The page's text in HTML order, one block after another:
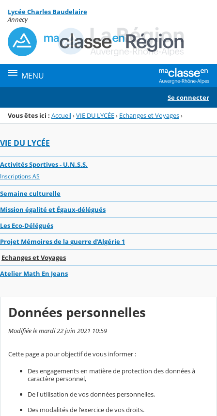
Menu de la rubrique
Contenu
Lycée Charles Baudelaire
Annecy
MENU
Se connecter
Vous êtes ici : Accueil›VIE DU LYCÉE› Echanges et Voyages›
VIE DU LYCÉE
Activités Sportives - U.N.S.S.
Inscriptions AS
Semaine culturelle
Mission égalité et Égaux-délégués
Les Eco-Délégués
Projet Mémoires de la guerre d'Algérie 1
Echanges et Voyages
Atelier Math En Jeans
Données personnelles
Modifiée le mardi 22 juin 2021 10:59
Cette page a pour objectif de vous informer :
Des engagements en matière de protection des données à
caractère personnel,
De l'utilisation de vos données personnelles,
Des modalités de l'exercice de vos droits.